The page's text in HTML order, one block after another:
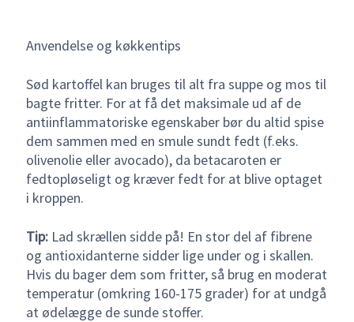
Anvendelse og køkkentips
Sød kartoffel kan bruges til alt fra suppe og mos til
bagte fritter. For at få det maksimale ud af de
antiinflammatoriske egenskaber bør du altid spise
dem sammen med en smule sundt fedt (f.eks.
olivenolie eller avocado), da betacaroten er
fedtopløseligt og kræver fedt for at blive optaget
i kroppen.
Tip:Lad skrællen sidde på! En stor del af fibrene
og antioxidanterne sidder lige under og i skallen.
Hvis du bager dem som fritter, så brug en moderat
temperatur (omkring 160-175 grader) for at undgå
at ødelægge de sunde stoffer.